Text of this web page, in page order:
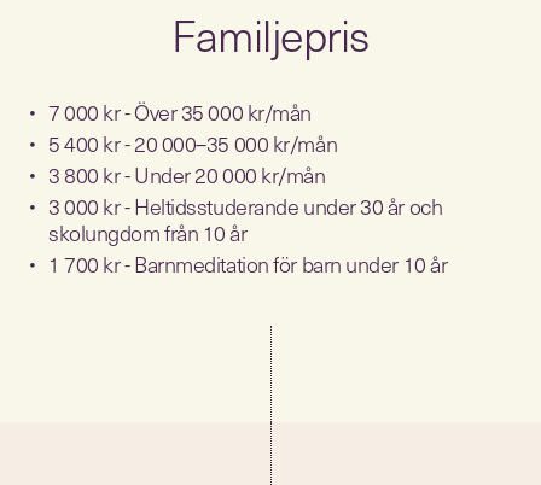
Familjepris
7 000 kr - Över 35 000 kr/mån
5 400 kr - 20 000–35 000 kr/mån
3 800 kr - Under 20 000 kr/mån
3 000 kr - Heltidsstuderande under 30 år och
skolungdom från 10 år
1 700 kr - Barnmeditation för barn under 10 år